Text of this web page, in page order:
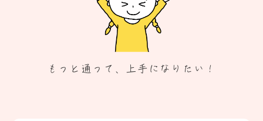
もっと通って、上手になりたい！